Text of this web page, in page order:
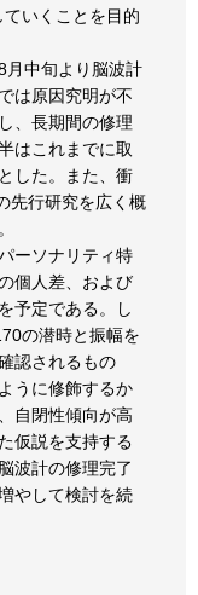
いくことを目的
月中旬より脳波計
は原因究明が不
、長期間の修理
はこれまでに取
した。また、衝
先行研究を広く概
ーソナリティ特
個人差、および
予定である。し
の潜時と振幅を
認されるもの
うに修飾するか
自閉性傾向が高
仮説を支持する
波計の修理完了
やして検討を続